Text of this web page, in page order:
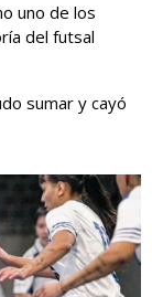
uno de los
del futsal
sumar y cayó